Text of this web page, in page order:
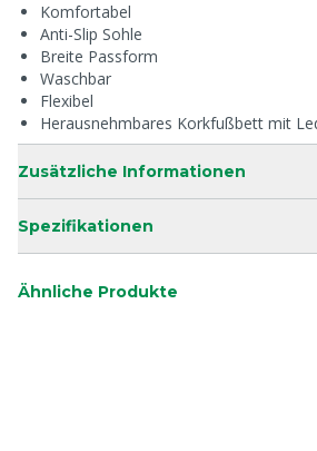
Komfortabel
Anti-Slip Sohle
Breite Passform
Waschbar
Flexibel
Herausnehmbares Korkfußbett mit
Zusätzliche Informationen
Spezifikationen
Ähnliche Produkte